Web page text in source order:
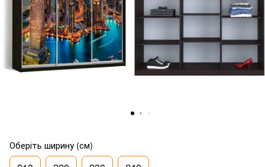
Оберіть ширину (см)